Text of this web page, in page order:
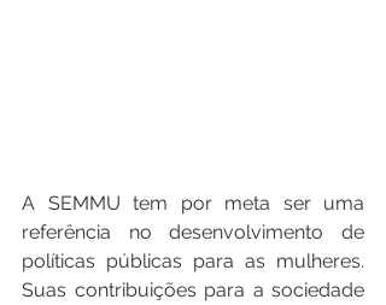
A SEMMU tem por meta ser uma
referência no desenvolvimento de
políticas públicas para as mulheres.
Suas contribuições para a sociedade